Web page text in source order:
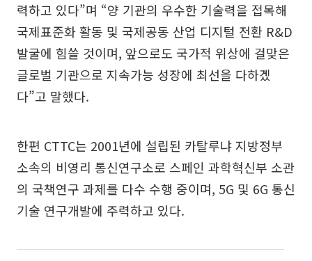
력하고 있다”며 “양 기관의 우수한 기술력을 접목해
국제표준화 활동 및 국제공동 산업 디지털 전환 R&D
발굴에 힘쓸 것이며, 앞으로도 국가적 위상에 걸맞은
글로벌 기관으로 지속가능 성장에 최선을 다하겠
다”고 말했다.
한편 CTTC는 2001년에 설립된 카탈루냐 지방정부
소속의 비영리 통신연구소로 스페인 과학혁신부 소관
의 국책연구 과제를 다수 수행 중이며, 5G 및 6G 통신
기술 연구개발에 주력하고 있다.